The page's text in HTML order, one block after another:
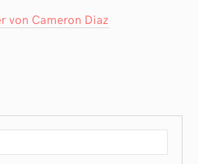
von Cameron Diaz